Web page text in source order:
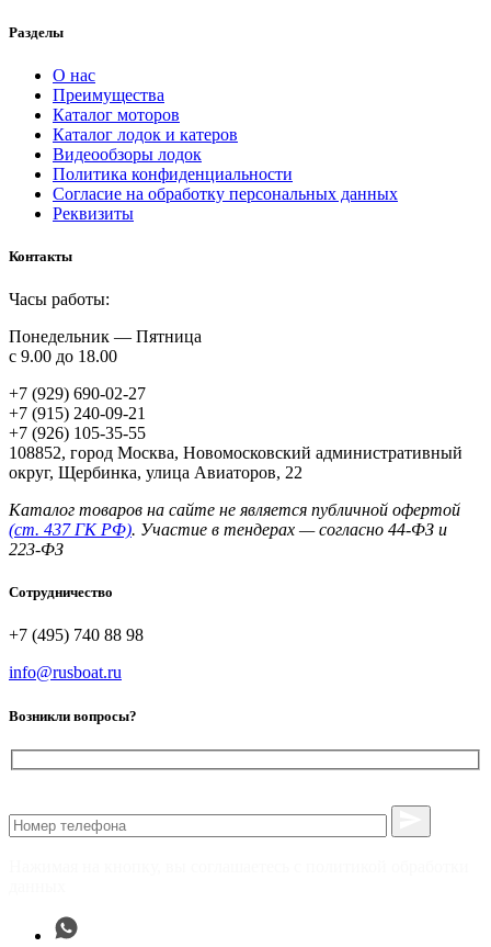
Разделы
О нас
Преимущества
Каталог моторов
Каталог лодок и катеров
Видеообзоры лодок
Политика конфиденциальности
Согласие на обработку персональных данных
Реквизиты
Контакты
Часы работы:
Понедельник — Пятница
с 9.00 до 18.00
+7 (929) 690-02-27
+7 (915) 240-09-21
+7 (926) 105-35-55
108852, город Москва, Новомосковский административный
округ, Щербинка, улица Авиаторов, 22
Каталог товаров на сайте не является публичной офертой
(ст. 437 ГК РФ). Участие в тендерах — согласно 44‑ФЗ и
223‑ФЗ
Сотрудничество
+7 (495) 740 88 98
info@rusboat.ru
Возникли вопросы?